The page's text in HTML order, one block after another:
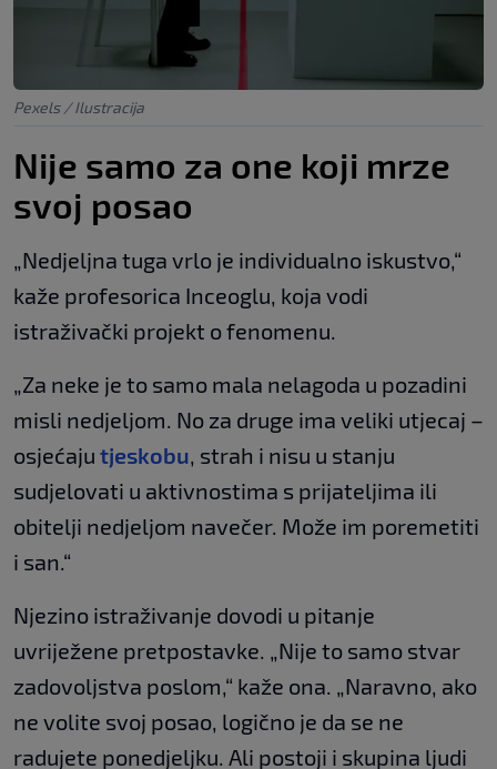
Pexels / Ilustracija
Nije samo za one koji mrze
svoj posao
„Nedjeljna tuga vrlo je individualno iskustvo,“
kaže profesorica Inceoglu, koja vodi
istraživački projekt o fenomenu.
„Za neke je to samo mala nelagoda u pozadini
misli nedjeljom. No za druge ima veliki utjecaj –
osjećaju tjeskobu , strah i nisu u stanju
sudjelovati u aktivnostima s prijateljima ili
obitelji nedjeljom navečer. Može im poremetiti
i san.“
Njezino istraživanje dovodi u pitanje
uvriježene pretpostavke. „Nije to samo stvar
zadovoljstva poslom,“ kaže ona. „Naravno, ako
ne volite svoj posao, logično je da se ne
radujete ponedjeljku. Ali postoji i skupina ljudi